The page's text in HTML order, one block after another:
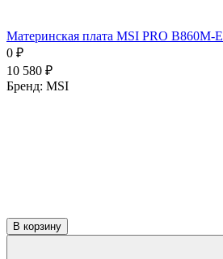
Материнская плата MSI PRO B860M-E
0 ₽
10 580 ₽
Бренд: MSI
В корзину